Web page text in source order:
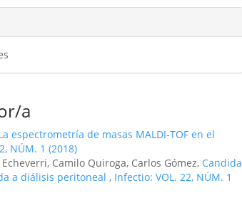
a
espectrometría de masas MALDI-TOF en el
NÚM. 1 (2018)
Camilo Quiroga, Carlos Gómez, Candida
a diálisis peritoneal , Infectio: VOL. 22, NÚM. 1